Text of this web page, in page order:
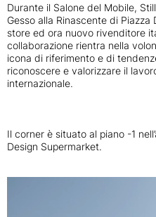
Durante il Salone del Mobile,
Gesso alla Rinascente di
store ed ora nuovo rivenditore
collaborazione rientra nella
icona di riferimento e di
riconoscere e valorizzare il
internazionale.
Il corner è situato al piano -1
Design Supermarket.